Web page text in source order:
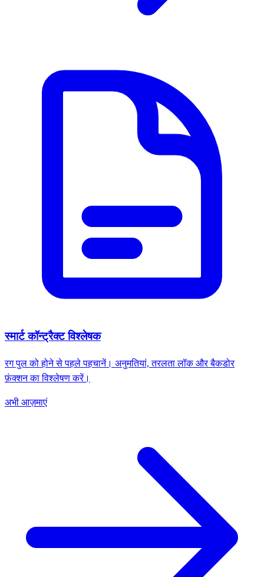
स्मार्ट कॉन्ट्रैक्ट विश्लेषक
रग पुल को होने से पहले पहचानें। अनुमतियां, तरलता लॉक और बैकडोर
फ़ंक्शन का विश्लेषण करें।
अभी आज़माएं